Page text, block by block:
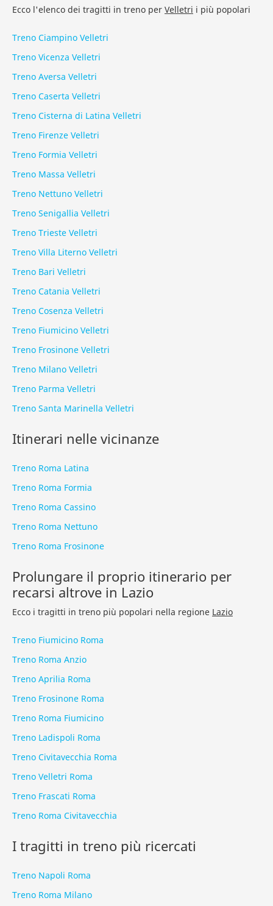
Ecco l'elenco dei tragitti in treno per Velletri i più popolari
Treno Ciampino Velletri
Treno Vicenza Velletri
Treno Aversa Velletri
Treno Caserta Velletri
Treno Cisterna di Latina Velletri
Treno Firenze Velletri
Treno Formia Velletri
Treno Massa Velletri
Treno Nettuno Velletri
Treno Senigallia Velletri
Treno Trieste Velletri
Treno Villa Literno Velletri
Treno Bari Velletri
Treno Catania Velletri
Treno Cosenza Velletri
Treno Fiumicino Velletri
Treno Frosinone Velletri
Treno Milano Velletri
Treno Parma Velletri
Treno Santa Marinella Velletri
Itinerari nelle vicinanze
Treno Roma Latina
Treno Roma Formia
Treno Roma Cassino
Treno Roma Nettuno
Treno Roma Frosinone
Prolungare il proprio itinerario per
recarsi altrove in Lazio
Ecco i tragitti in treno più popolari nella regione Lazio
Treno Fiumicino Roma
Treno Roma Anzio
Treno Aprilia Roma
Treno Frosinone Roma
Treno Roma Fiumicino
Treno Ladispoli Roma
Treno Civitavecchia Roma
Treno Velletri Roma
Treno Frascati Roma
Treno Roma Civitavecchia
I tragitti in treno più ricercati
Treno Napoli Roma
Treno Roma Milano